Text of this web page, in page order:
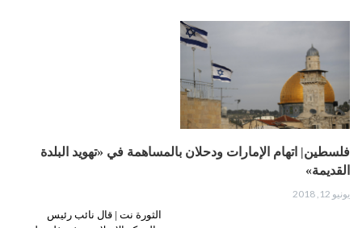
فلسطين| اتهام الإمارات ودحلان بالمساهمة في «تهويد البلدة
القديمة»
يونيو 12, 2018
الثورة نت | قال نائب رئيس